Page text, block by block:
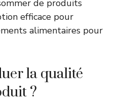
de produits
efficace pour
alimentaires pour
la qualité
?